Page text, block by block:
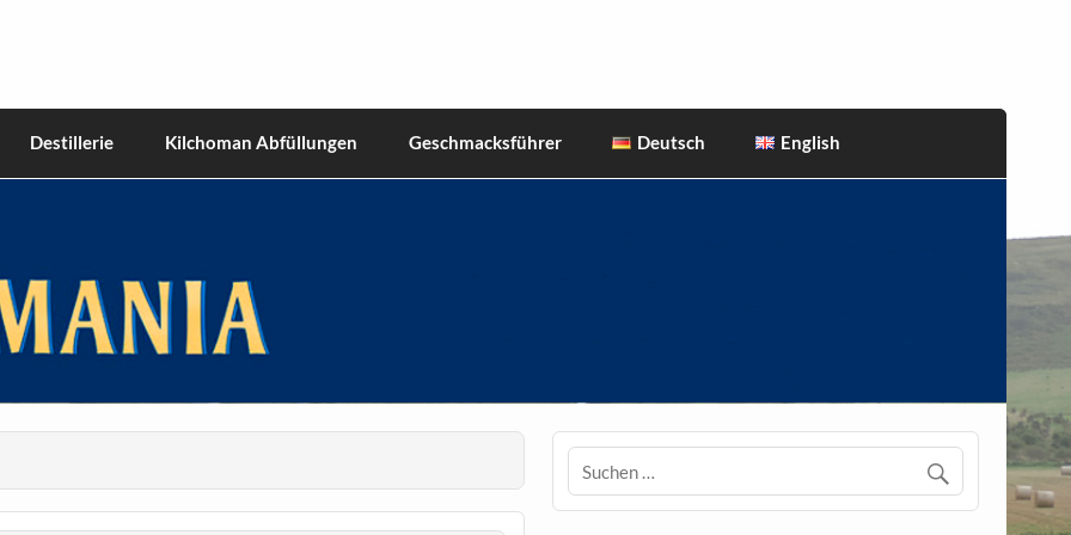
Destillerie Kilchoman Abfüllungen Geschmacksführer Deutsch English